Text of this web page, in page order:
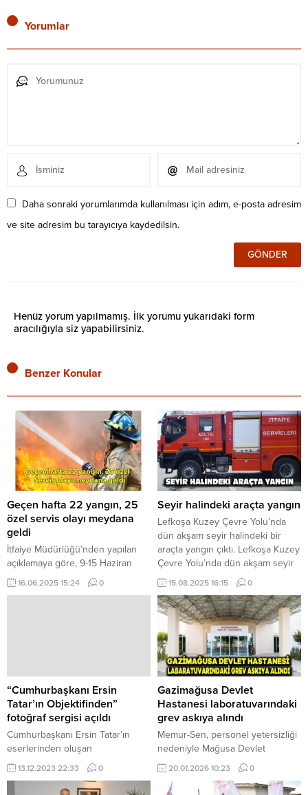
Yorumlar
Daha sonraki yorumlarımda kullanılması için adım, e-posta adresim
ve site adresim bu tarayıcıya kaydedilsin.
Henüz yorum yapılmamış. İlk yorumu yukarıdaki form
aracılığıyla siz yapabilirsiniz.
Benzer Konular
Geçen hafta 22 yangın, 25
özel servis olayı meydana
geldi
İtfaiye Müdürlüğü’nden yapılan
açıklamaya göre, 9-15 Haziran
tarihleri arasındaki yangınlar
sonucu toplam 4 milyon 182 bin
sonucu toplam 4 milyon 182 bin
100 TL’lik zarar...
16.06.2025 15:24 0
Seyir halindeki araçta yangın
Lefkoşa Kuzey Çevre Yolu’nda
dün akşam seyir halindeki bir
araçta yangın çıktı. Lefkoşa Kuzey
Çevre Yolu’nda dün akşam seyir
halindeki bir araçta yangın çıktı.
Polis basın bültenine göre, Salih
Özkurt’un kullanımındaki HM 843
plakalı araçta saat 19.30’da çıkan
yangın, elektrik aksamlarının kısa
devre yapıp alevlenmesi sonucu
başladı. Yangına ilk müdahale...
15.08.2025 16:15 0
“Cumhurbaşkanı Ersin
Tatar’ın Objektifinden”
fotoğraf sergisi açıldı
Cumhurbaşkanı Ersin Tatar’ın
eserlerinden oluşan
“Cumhurbaşkanı Ersin Tatar’ın
Objektifinden” adlı fotoğraf
sergisinin açılışı, bugün,
13.12.2023 22:33 0
Gazimağusa Devlet
Hastanesi laboratuvarındaki
grev askıya alındı
Memur-Sen, personel yetersizliği
nedeniyle Mağusa Devlet
Hastanesi laboratuvarında cuma
günü başlatılan ve bugün de
devam eden grevin askıya
20.01.2026 10:23 0